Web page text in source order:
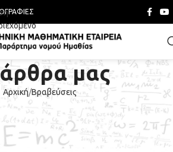
μας
Αρχική Βραβεύσεις
ΝΈΑ & ΑΝΑΚΟΙΝΏΣΕΙΣ
Ημαθίας Ενεργό 02/05/2017